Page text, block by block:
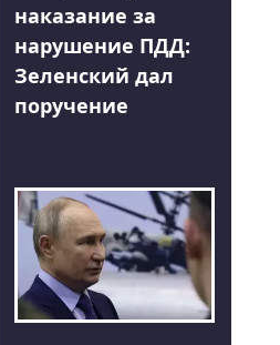
наказание за
нарушение ПДД:
Зеленский дал
поручение